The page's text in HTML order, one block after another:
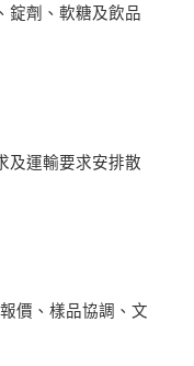
錠劑、軟糖及飲品
及運輸要求安排散
價、樣品協調、文